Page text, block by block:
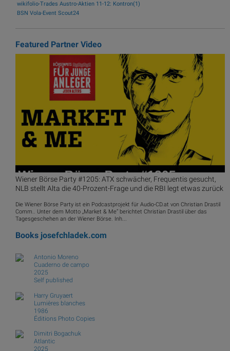
wikifolio-Trades Austro-Aktien 11-12: Kontron(1)
BSN Vola-Event Scout24
Featured Partner Video
Wiener Börse Party #1205: ATX schwächer, Frequentis gesucht,
NLB stellt Alta die 40-Prozent-Frage und die RBI legt etwas zurück
Die Wiener Börse Party ist ein Podcastprojekt für Audio-CD.at von Christian Drastil
Comm.. Unter dem Motto „Market & Me“ berichtet Christian Drastil über das
Tagesgeschehen an der Wiener Börse. Inh...
Books josefchladek.com
Antonio Moreno
Cuaderno de campo
2025
Self published
Harry Gruyaert
Lumières blanches
1986
Éditions Photo Copies
Dimitri Bogachuk
Atlantic
2025